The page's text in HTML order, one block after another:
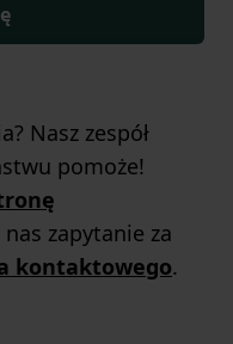
Nasz zespół
pomoże!
zapytanie za
kontaktowego.